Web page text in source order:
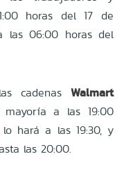
horas del 17 de
las 06:00 horas del
cadenas Walmart
a las 19:00
hará a las 19:30, y
las 20:00.